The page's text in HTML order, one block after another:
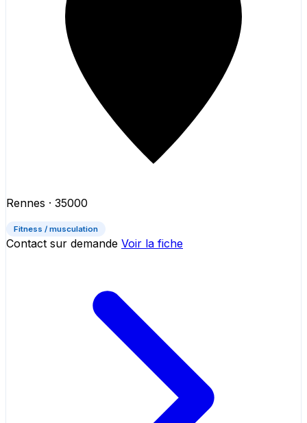
Rennes · 35000
Fitness / musculation
Contact sur demande Voir la fiche